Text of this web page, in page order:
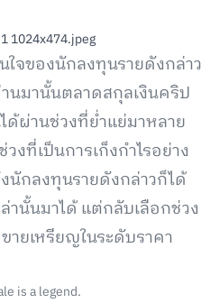
จของนักลงทุนรายดังกล่าว
นมานั้นตลาดสกุลเงินคริป
ด้ผ่านช่วงที่ย่ำแย่มาหลาย
งที่เป็นการเก็งกำไรอย่าง
กลงทุนรายดังกล่าวก็ได้
านั้นมาได้ แต่กลับเลือกช่วง
ายเหรียญในระดับราคา
is a legend.